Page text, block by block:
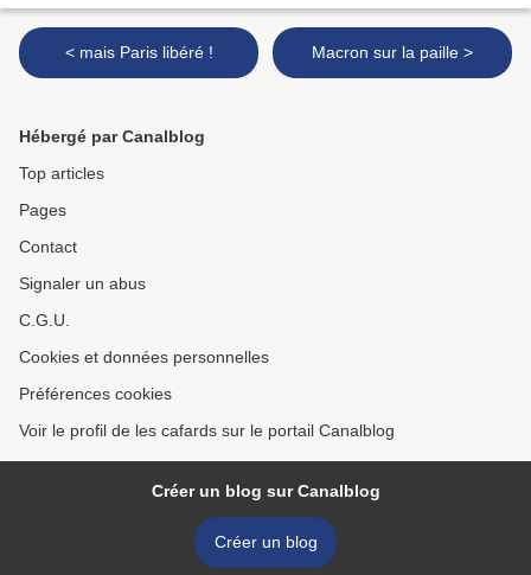
< mais Paris libéré ! Macron sur la paille >
Hébergé par Canalblog
Top articles
Pages
Contact
Signaler un abus
C.G.U.
Cookies et données personnelles
Préférences cookies
Voir le profil de les cafards sur le portail Canalblog
Créer un blog sur Canalblog
Créer un blog